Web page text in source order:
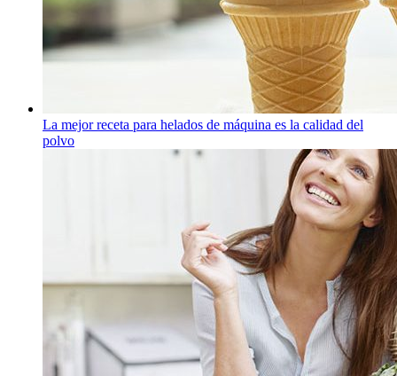
La mejor receta para helados de máquina es la calidad del
polvo